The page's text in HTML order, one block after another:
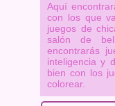
Aquí
con los que
juegos de
salón de
encontrarás
inteligencia y
bien con los
colorear.